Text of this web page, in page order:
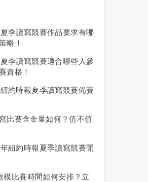
季讀寫競賽作品要求有哪
略！
季讀寫競賽適合哪些人參
資格！
約時報夏季讀寫競賽備賽
比賽含金量如何？值不值
紐約時報夏季讀寫競賽開
模比賽時間如何安排？立